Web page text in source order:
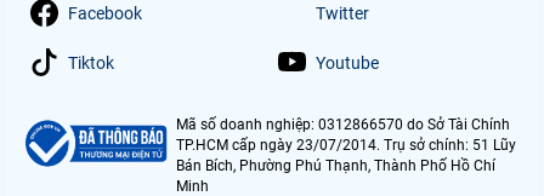
Facebook Twitter
Tiktok Youtube
Mã số doanh nghiệp: 0312866570 do Sở Tài Chính
TP.HCM cấp ngày 23/07/2014. Trụ sở chính: 51 Lũy
Bán Bích, Phường Phú Thạnh, Thành Phố Hồ Chí
Minh